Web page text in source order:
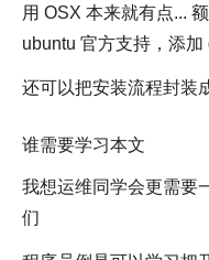
用 OSX 本来就有点...
ubuntu 官方支持，添
还可以把安装流程封装
谁需要学习本文
我想运维同学会更需要
们